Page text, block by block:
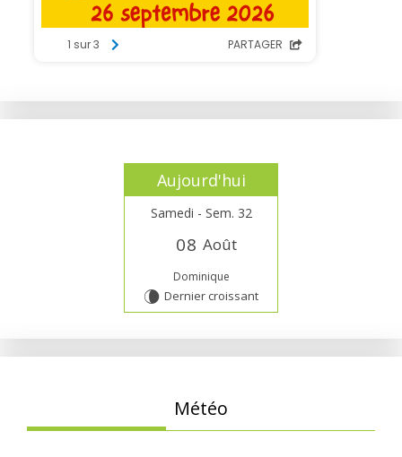
Aujourd'hui
Samedi - Sem. 32
08 Août
Dominique
V Dernier croissant
Météo